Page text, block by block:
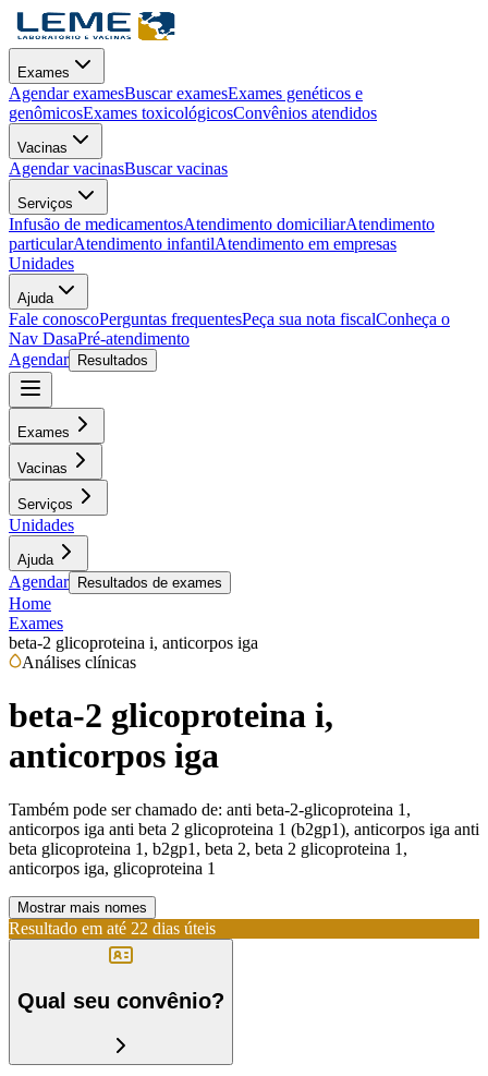
Exames
Agendar examesBuscar examesExames genéticos e
genômicosExames toxicológicosConvênios atendidos
Vacinas
Agendar vacinasBuscar vacinas
Serviços
Infusão de medicamentosAtendimento domiciliarAtendimento
particularAtendimento infantilAtendimento em empresas
Unidades
Ajuda
Fale conoscoPerguntas frequentesPeça sua nota fiscalConheça o
Nav DasaPré-atendimento
Agendar
Resultados
Exames
Vacinas
Serviços
Unidades
Ajuda
Agendar Resultados de exames
Home
Exames
beta-2 glicoproteina i, anticorpos iga
Análises clínicas
beta-2 glicoproteina i,
anticorpos iga
Também pode ser chamado de: anti beta-2-glicoproteina 1,
anticorpos iga anti beta 2 glicoproteina 1 (b2gp1), anticorpos iga anti
beta glicoproteina 1, b2gp1, beta 2, beta 2 glicoproteina 1,
anticorpos iga, glicoproteina 1
Mostrar mais nomes
Resultado em até 22 dias úteis
Qual seu convênio?